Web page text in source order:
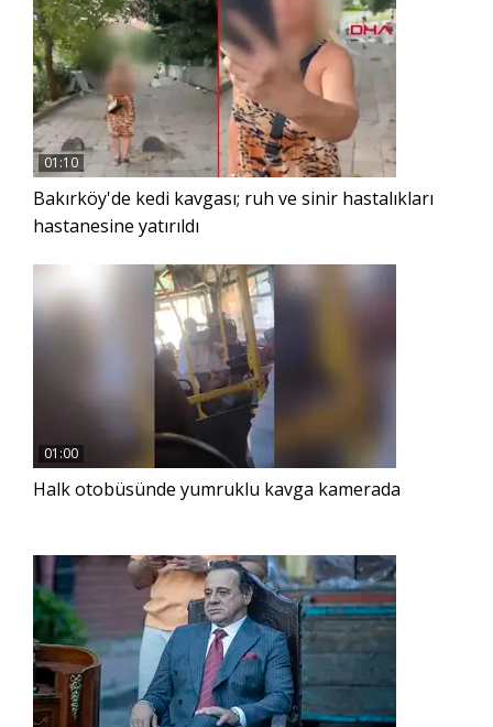
01:10
Bakırköy'de kedi kavgası; ruh ve sinir hastalıkları
hastanesine yatırıldı
01:00
Halk otobüsünde yumruklu kavga kamerada